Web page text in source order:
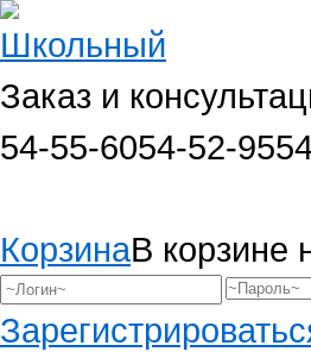
Заказ и
54-55-6054-52-95
КорзинаВ корзине